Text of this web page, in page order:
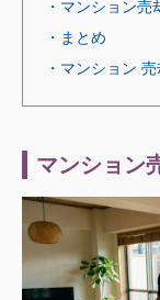
・マンション
・まとめ
・マンション
マンション